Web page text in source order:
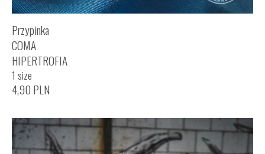
Przypinka
COMA
HIPERTROFIA
1 size
4,90 PLN